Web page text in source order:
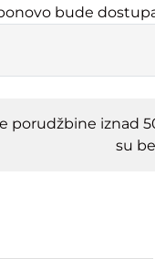
bude
porudžbine iznad
su